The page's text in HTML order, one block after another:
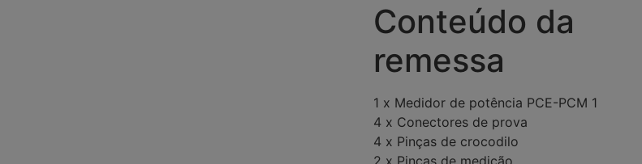
Conteúdo da
remessa
1 x Medidor de potência PCE-PCM 1
4 x Conectores de prova
4 x Pinças de crocodilo
2 x Pinças de medição